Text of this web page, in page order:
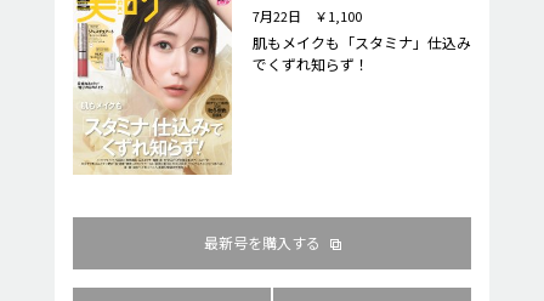
7月22日 ￥1,100
肌もメイクも「スタミナ」仕込み
でくずれ知らず！
最新号を購入する